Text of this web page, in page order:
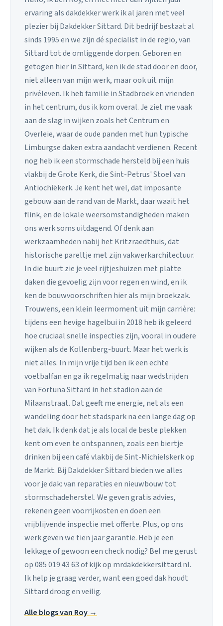
ervaring als dakdekker werk ik al jaren met veel
plezier bij Dakdekker Sittard. Dit bedrijf bestaat al
sinds 1995 en we zijn dé specialist in de regio, van
Sittard tot de omliggende dorpen. Geboren en
getogen hier in Sittard, ken ik de stad door en door,
niet alleen van mijn werk, maar ook uit mijn
privéleven. Ik heb familie in Stadbroek en vrienden
in het centrum, dus ik kom overal. Je ziet me vaak
aan de slag in wijken zoals het Centrum en
Overleie, waar de oude panden met hun typische
Limburgse daken extra aandacht verdienen. Recent
nog heb ik een stormschade hersteld bij een huis
vlakbij de Grote Kerk, die Sint-Petrus' Stoel van
Antiochiëkerk. Je kent het wel, dat imposante
gebouw aan de rand van de Markt, daar waait het
flink, en de lokale weersomstandigheden maken
ons werk soms uitdagend. Of denk aan
werkzaamheden nabij het Kritzraedthuis, dat
historische pareltje met zijn vakwerkarchitectuur.
In die buurt zie je veel rijtjeshuizen met platte
daken die gevoelig zijn voor regen en wind, en ik
ken de bouwvoorschriften hier als mijn broekzak.
Trouwens, een klein leermoment uit mijn carrière:
tijdens een hevige hagelbui in 2018 heb ik geleerd
hoe cruciaal snelle inspecties zijn, vooral in oudere
wijken als de Kollenberg-buurt. Maar het werk is
niet alles. In mijn vrije tijd ben ik een echte
voetbalfan en ga ik regelmatig naar wedstrijden
van Fortuna Sittard in het stadion aan de
Milaanstraat. Dat geeft me energie, net als een
wandeling door het stadspark na een lange dag op
het dak. Ik denk dat je als local de beste plekken
kent om even te ontspannen, zoals een biertje
drinken bij een café vlakbij de Sint-Michielskerk op
de Markt. Bij Dakdekker Sittard bieden we alles
voor je dak: van reparaties en nieuwbouw tot
stormschadeherstel. We geven gratis advies,
rekenen geen voorrijkosten en doen een
vrijblijvende inspectie met offerte. Plus, op ons
werk geven we tien jaar garantie. Heb je een
lekkage of gewoon een check nodig? Bel me gerust
op 085 019 43 63 of kijk op mrdakdekkersittard.nl.
Ik help je graag verder, want een goed dak houdt
Sittard droog en veilig.
Alle blogs van Roy →